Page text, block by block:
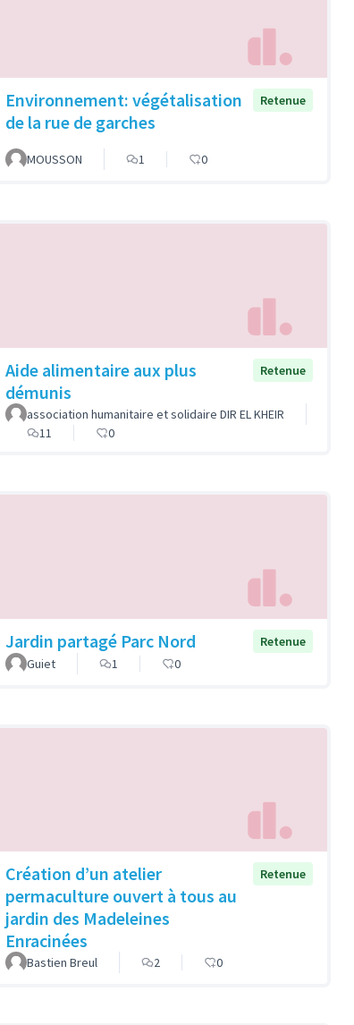
Environnement: végétalisation
de la rue de garches
Retenue
MOUSSON 1 0
Aide alimentaire aux plus
démunis
Retenue
association humanitaire et solidaire DIR EL KHEIR
11
0
Jardin partagé Parc Nord
Retenue
Guiet
1 0
Création d’un atelier
permaculture ouvert à tous au
jardin des Madeleines
Enracinées
Retenue
Bastien Breul 2 0